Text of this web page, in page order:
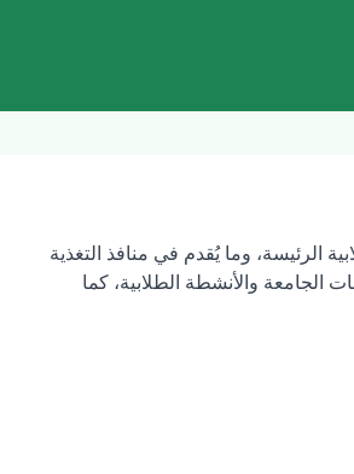
الرئيسة، وما يُقدم في منافذ التغذية
الجامعة والأنشطة الطلابية، كما